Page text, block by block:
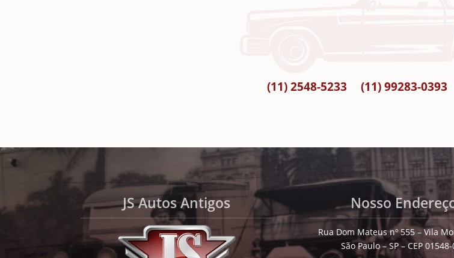
(11) 2548-5233 (11) 99283-0393
JS Autos Antigos Nosso
Rua Dom Mateus nº 555 – Vila
São Paulo – SP – CEP